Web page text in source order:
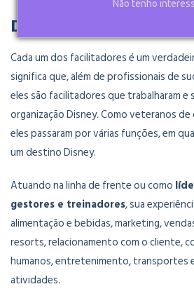
Não tenho
DISNEY INSIDERS
Cada um dos facilitadores é um
significa que, além de profissionais de
eles são facilitadores que trabalharam e
organização Disney. Como veteranos
eles passaram por várias funções, em
um destino Disney.
Atuando na linha de frente ou como
gestores e treinadores, sua
alimentação e bebidas, marketing,
resorts, relacionamento com o cliente,
humanos, entretenimento, transportes
atividades.